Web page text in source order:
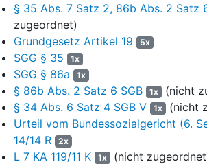
Vorgänger des Gemeinsamen
gemäß§ 35 Abs. 1 Fünftes Buch
das Arzneimittel in die Festbetragsgruppe
Darreichungsformen, verzögert
einzuordnen (Beschluss vom 2. Juli 1991).
5
Für diese Festbetragsgruppe hatte der
festgesetzt. Zuletzt vor der
Aufhebungsentscheidung ist der
Abgabepreis des pharmazeutischen
verordnungsstärksten Wirkstärken-
§ 35 Abs. 7 Satz 2, 86b Abs. 2 Satz
zugeordnet)
Grundgesetz Artikel 19
5x
SGG § 35 1x
SGG § 86a 1x
§ 86b Abs. 2 Satz 6 SGB 1x (nicht
§ 34 Abs. 6 Satz 4 SGB V
1x (nicht
Urteil vom Bundessozialgericht (6.
14/14 R
2x
L 7 KA 119/11 K 1x (nicht